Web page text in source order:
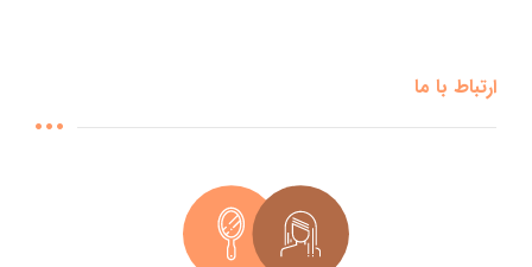
ارتباط با ما